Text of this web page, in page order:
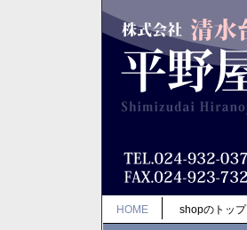
HOME shopのトップ